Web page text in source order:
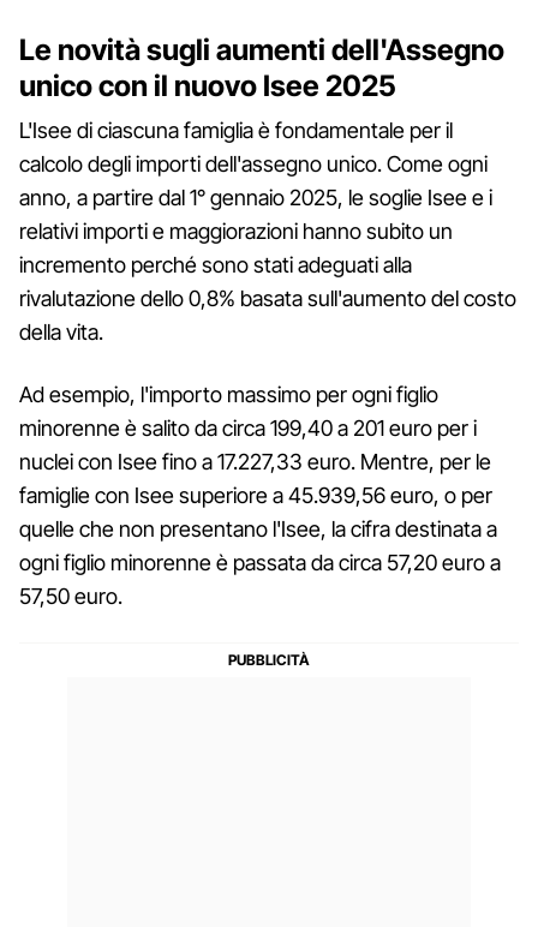
Le novità sugli aumenti dell'Assegno
unico con il nuovo Isee 2025
L'Isee di ciascuna famiglia è fondamentale per il
calcolo degli importi dell'assegno unico. Come ogni
anno, a partire dal 1° gennaio 2025, le soglie Isee e i
relativi importi e maggiorazioni hanno subito un
incremento perché sono stati adeguati alla
rivalutazione dello 0,8% basata sull'aumento del costo
della vita.
Ad esempio, l'importo massimo per ogni figlio
minorenne è salito da circa 199,40 a 201 euro per i
nuclei con Isee fino a 17.227,33 euro. Mentre, per le
famiglie con Isee superiore a 45.939,56 euro, o per
quelle che non presentano l'Isee, la cifra destinata a
ogni figlio minorenne è passata da circa 57,20 euro a
57,50 euro.